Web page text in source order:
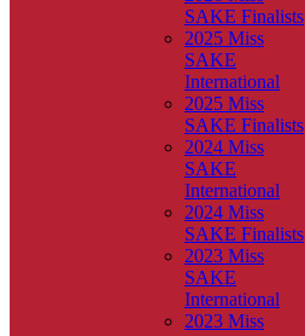
SAKE Finalists
2025 Miss
SAKE
International
2025 Miss
SAKE Finalists
2024 Miss
SAKE
International
2024 Miss
SAKE Finalists
2023 Miss
SAKE
International
2023 Miss